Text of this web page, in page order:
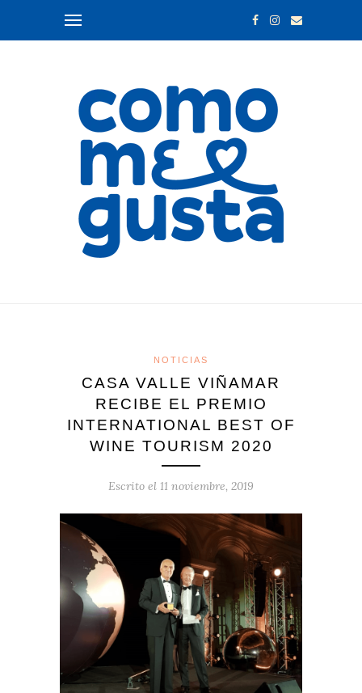
NOTICIAS
CASA VALLE VIÑAMAR
RECIBE EL PREMIO
INTERNATIONAL BEST OF
WINE TOURISM 2020
Escrito el 11 noviembre, 2019